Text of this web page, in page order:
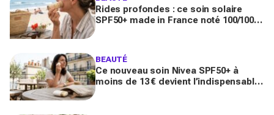
Rides profondes : ce soin solaire
SPF50+ made in France noté 100/100
BEAUTÉ
Ce nouveau soin Nivea SPF50+ à
moins de 13 € devient l’indispensable